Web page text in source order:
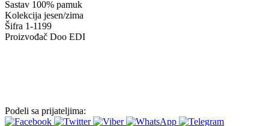
Sastav 100% pamuk
Kolekcija jesen/zima
Šifra 1-1199
Proizvođač Doo EDI
Podeli sa prijateljima: